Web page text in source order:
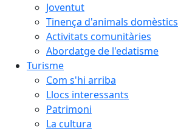
Joventut
Tinença d'animals domèstics
Activitats comunitàries
Abordatge de l'edatisme
Turisme
Com s'hi arriba
Llocs interessants
Patrimoni
La cultura